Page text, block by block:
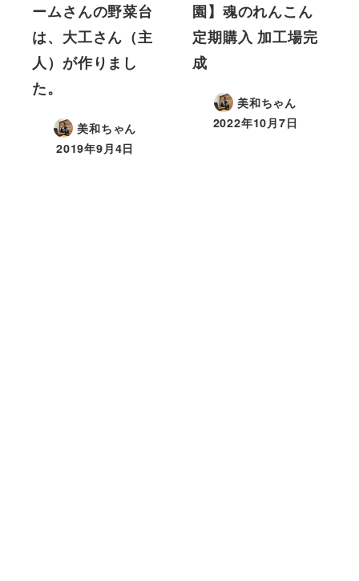
ームさんの野菜台
は、大工さん（主
人）が作りまし
た。
美和ちゃん
2019年9月4日
園】魂のれんこん
定期購入 加工場完
成
美和ちゃん
2022年10月7日